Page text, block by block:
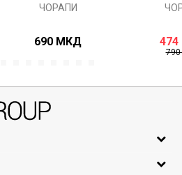
ЧОРАПИ
690 МКД 474
790